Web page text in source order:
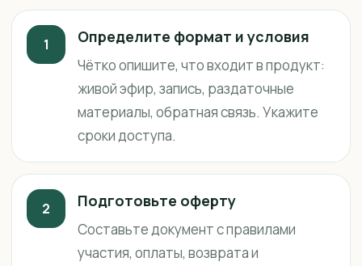
1 Определите формат и условия
Чётко опишите, что входит в продукт:
живой эфир, запись, раздаточные
материалы, обратная связь. Укажите
сроки доступа.
2 Подготовьте оферту
Составьте документ с правилами
участия, оплаты, возврата и